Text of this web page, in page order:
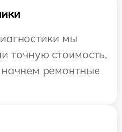
мы
точную стоимость,
ремонтные